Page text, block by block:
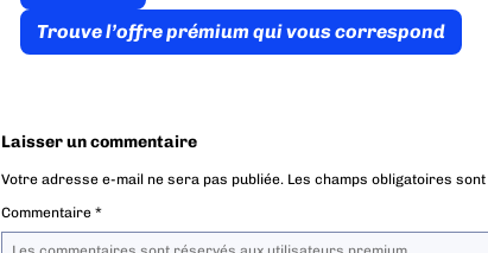
Trouve l’offre prémium qui vous correspond
Laisser un commentaire
Votre adresse e-mail ne sera pas publiée. Les champs obligatoires
Commentaire *